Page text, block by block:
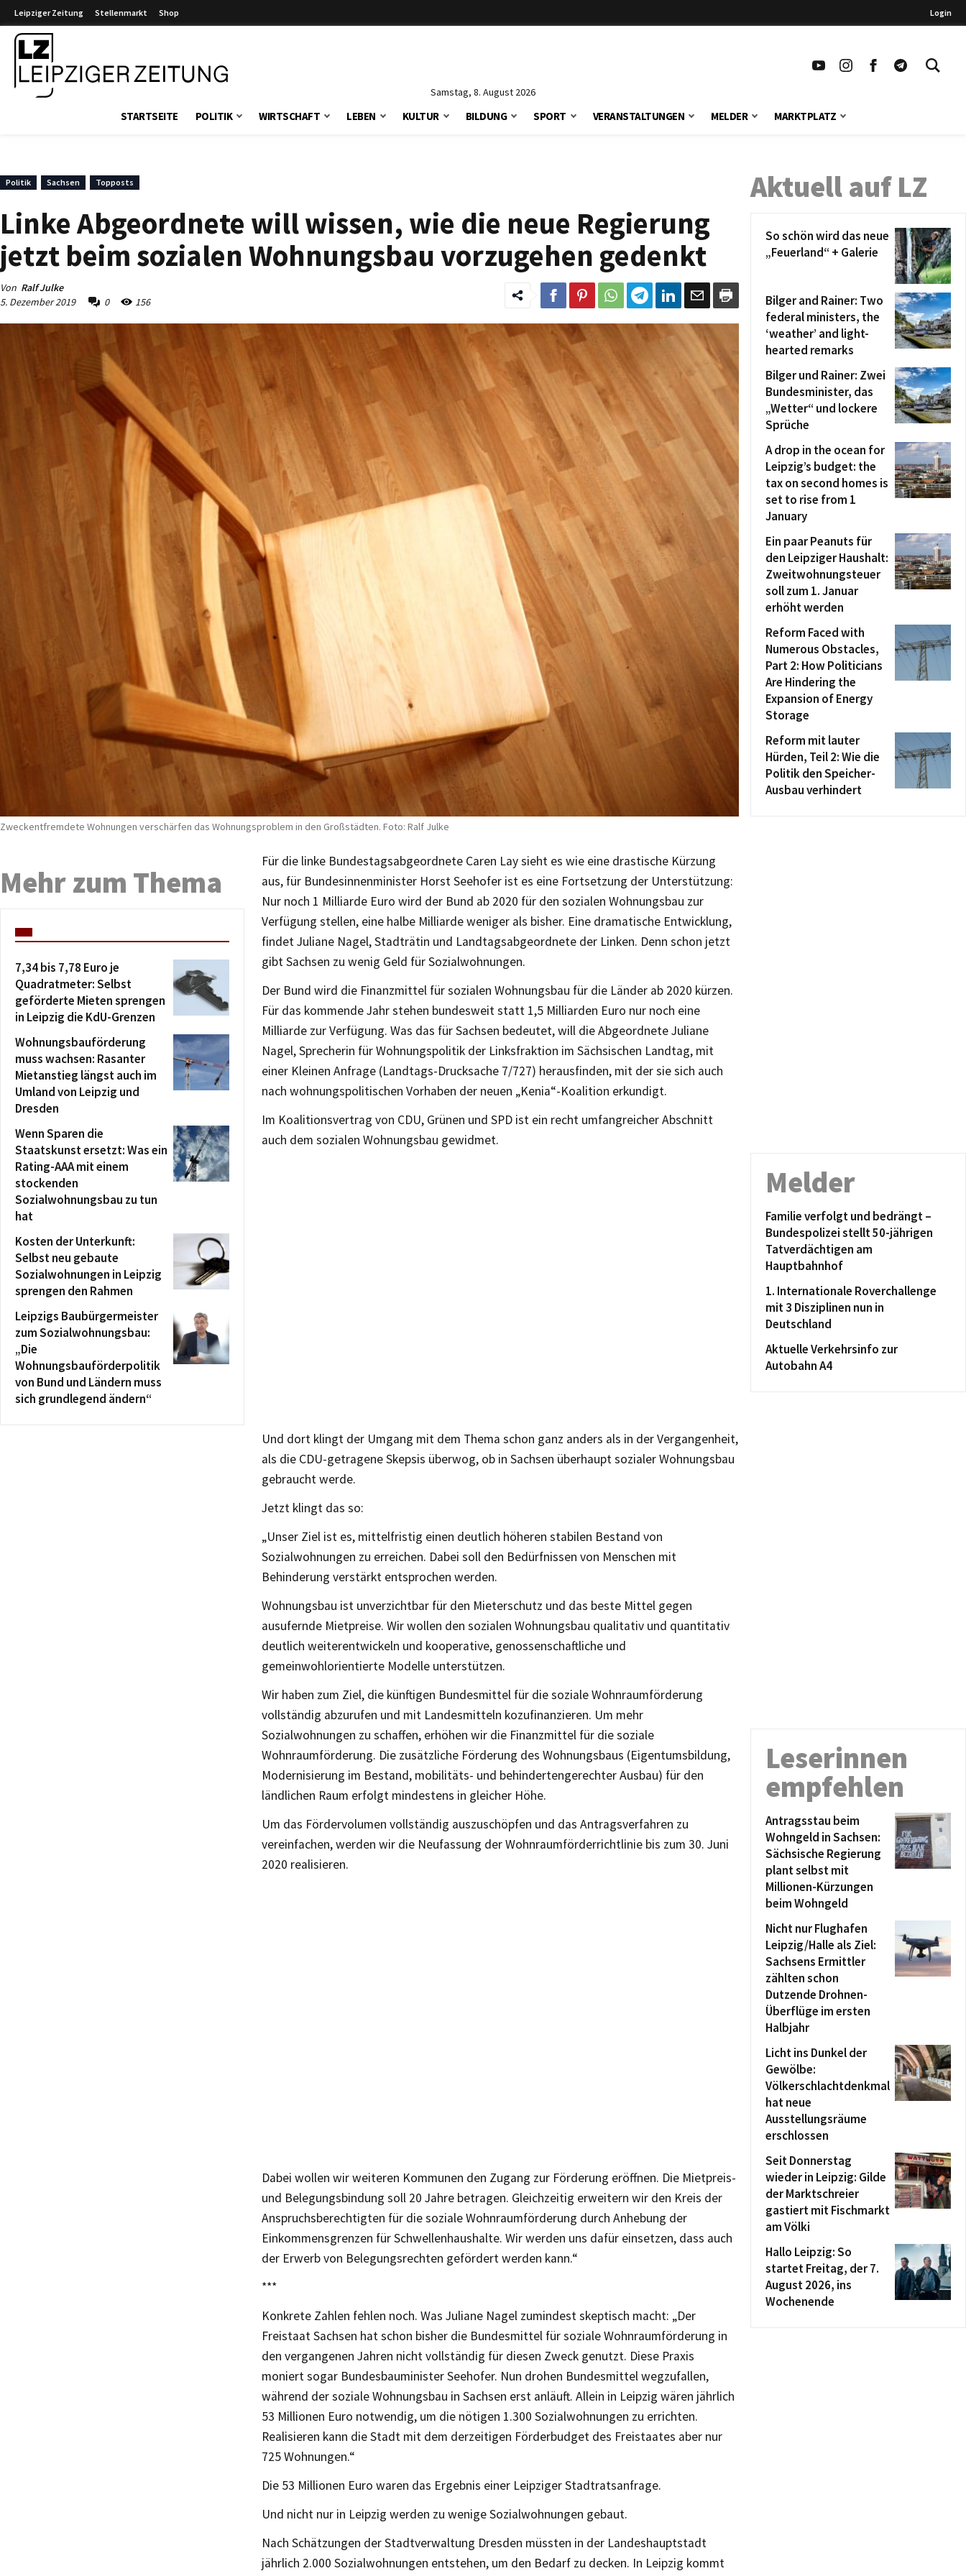
Leipziger Zeitung Stellenmarkt Shop Login
Samstag, 8. August 2026
STARTSEITE POLITIK WIRTSCHAFT LEBEN KULTUR BILDUNG SPORT VERANSTALTUNGEN MELDER MARKTPLATZ
Politik Sachsen Topposts
Linke Abgeordnete will wissen, wie die neue Regierung
jetzt beim sozialen Wohnungsbau vorzugehen gedenkt
Von Ralf Julke
5. Dezember 2019
0 156
Zweckentfremdete Wohnungen verschärfen das Wohnungsproblem in den Großstädten. Foto: Ralf Julke
Für die linke Bundestagsabgeordnete Caren Lay sieht es wie eine drastische Kürzung
aus, für Bundesinnenminister Horst Seehofer ist es eine Fortsetzung der Unterstützung:
Nur noch 1 Milliarde Euro wird der Bund ab 2020 für den sozialen Wohnungsbau zur
Verfügung stellen, eine halbe Milliarde weniger als bisher. Eine dramatische Entwicklung,
findet Juliane Nagel, Stadträtin und Landtagsabgeordnete der Linken. Denn schon jetzt
gibt Sachsen zu wenig Geld für Sozialwohnungen.
Der Bund wird die Finanzmittel für sozialen Wohnungsbau für die Länder ab 2020 kürzen.
Für das kommende Jahr stehen bundesweit statt 1,5 Milliarden Euro nur noch eine
Milliarde zur Verfügung. Was das für Sachsen bedeutet, will die Abgeordnete Juliane
Nagel, Sprecherin für Wohnungspolitik der Linksfraktion im Sächsischen Landtag, mit
einer Kleinen Anfrage (Landtags-Drucksache 7/727) herausfinden, mit der sie sich auch
nach wohnungspolitischen Vorhaben der neuen „Kenia“-Koalition erkundigt.
Im Koalitionsvertrag von CDU, Grünen und SPD ist ein recht umfangreicher Abschnitt
auch dem sozialen Wohnungsbau gewidmet.
Und dort klingt der Umgang mit dem Thema schon ganz anders als in der Vergangenheit,
als die CDU-getragene Skepsis überwog, ob in Sachsen überhaupt sozialer Wohnungsbau
gebraucht werde.
Jetzt klingt das so:
„Unser Ziel ist es, mittelfristig einen deutlich höheren stabilen Bestand von
Sozialwohnungen zu erreichen. Dabei soll den Bedürfnissen von Menschen mit
Behinderung verstärkt entsprochen werden.
Wohnungsbau ist unverzichtbar für den Mieterschutz und das beste Mittel gegen
ausufernde Mietpreise. Wir wollen den sozialen Wohnungsbau qualitativ und quantitativ
deutlich weiterentwickeln und kooperative, genossenschaftliche und
gemeinwohlorientierte Modelle unterstützen.
Wir haben zum Ziel, die künftigen Bundesmittel für die soziale Wohnraumförderung
vollständig abzurufen und mit Landesmitteln kozufinanzieren. Um mehr
Sozialwohnungen zu schaffen, erhöhen wir die Finanzmittel für die soziale
Wohnraumförderung. Die zusätzliche Förderung des Wohnungsbaus (Eigentumsbildung,
Modernisierung im Bestand, mobilitäts- und behindertengerechter Ausbau) für den
ländlichen Raum erfolgt mindestens in gleicher Höhe.
Um das Fördervolumen vollständig auszuschöpfen und das Antragsverfahren zu
vereinfachen, werden wir die Neufassung der Wohnraumförderrichtlinie bis zum 30. Juni
2020 realisieren.
Dabei wollen wir weiteren Kommunen den Zugang zur Förderung eröffnen. Die Mietpreis-
und Belegungsbindung soll 20 Jahre betragen. Gleichzeitig erweitern wir den Kreis der
Anspruchsberechtigten für die soziale Wohnraumförderung durch Anhebung der
Einkommensgrenzen für Schwellenhaushalte. Wir werden uns dafür einsetzen, dass auch
der Erwerb von Belegungsrechten gefördert werden kann.“
***
Konkrete Zahlen fehlen noch. Was Juliane Nagel zumindest skeptisch macht: „Der
Freistaat Sachsen hat schon bisher die Bundesmittel für soziale Wohnraumförderung in
den vergangenen Jahren nicht vollständig für diesen Zweck genutzt. Diese Praxis
moniert sogar Bundesbauminister Seehofer. Nun drohen Bundesmittel wegzufallen,
während der soziale Wohnungsbau in Sachsen erst anläuft. Allein in Leipzig wären jährlich
53 Millionen Euro notwendig, um die nötigen 1.300 Sozialwohnungen zu errichten.
Realisieren kann die Stadt mit dem derzeitigen Förderbudget des Freistaates aber nur
725 Wohnungen.“
Die 53 Millionen Euro waren das Ergebnis einer Leipziger Stadtratsanfrage.
Und nicht nur in Leipzig werden zu wenige Sozialwohnungen gebaut.
Nach Schätzungen der Stadtverwaltung Dresden müssten in der Landeshauptstadt
jährlich 2.000 Sozialwohnungen entstehen, um den Bedarf zu decken. In Leipzig kommt
Mehr zum Thema
7,34 bis 7,78 Euro je
Quadratmeter: Selbst
geförderte Mieten sprengen
in Leipzig die KdU-Grenzen
Wohnungsbauförderung
muss wachsen: Rasanter
Mietanstieg längst auch im
Umland von Leipzig und
Dresden
Wenn Sparen die
Staatskunst ersetzt: Was ein
Rating-AAA mit einem
stockenden
Sozialwohnungsbau zu tun
hat
Kosten der Unterkunft:
Selbst neu gebaute
Sozialwohnungen in Leipzig
sprengen den Rahmen
Leipzigs Baubürgermeister
zum Sozialwohnungsbau:
„Die
Wohnungsbauförderpolitik
von Bund und Ländern muss
sich grundlegend ändern“
Aktuell auf LZ
So schön wird das neue
„Feuerland“ + Galerie
Bilger and Rainer: Two
federal ministers, the
‘weather’ and light-
hearted remarks
Bilger und Rainer: Zwei
Bundesminister, das
„Wetter“ und lockere
Sprüche
A drop in the ocean for
Leipzig’s budget: the
tax on second homes is
set to rise from 1
January
Ein paar Peanuts für
den Leipziger Haushalt:
Zweitwohnungsteuer
soll zum 1. Januar
erhöht werden
Reform Faced with
Numerous Obstacles,
Part 2: How Politicians
Are Hindering the
Expansion of Energy
Storage
Reform mit lauter
Hürden, Teil 2: Wie die
Politik den Speicher-
Ausbau verhindert
Melder
Familie verfolgt und bedrängt –
Bundespolizei stellt 50-jährigen
Tatverdächtigen am
Hauptbahnhof
1. Internationale Roverchallenge
mit 3 Disziplinen nun in
Deutschland
Aktuelle Verkehrsinfo zur
Autobahn A4
Leserinnen
empfehlen
Antragsstau beim
Wohngeld in Sachsen:
Sächsische Regierung
plant selbst mit
Millionen-Kürzungen
beim Wohngeld
Nicht nur Flughafen
Leipzig/Halle als Ziel:
Sachsens Ermittler
zählten schon
Dutzende Drohnen-
Überflüge im ersten
Halbjahr
Licht ins Dunkel der
Gewölbe:
Völkerschlachtdenkmal
hat neue
Ausstellungsräume
erschlossen
Seit Donnerstag
wieder in Leipzig: Gilde
der Marktschreier
gastiert mit Fischmarkt
am Völki
Hallo Leipzig: So
startet Freitag, der 7.
August 2026, ins
Wochenende